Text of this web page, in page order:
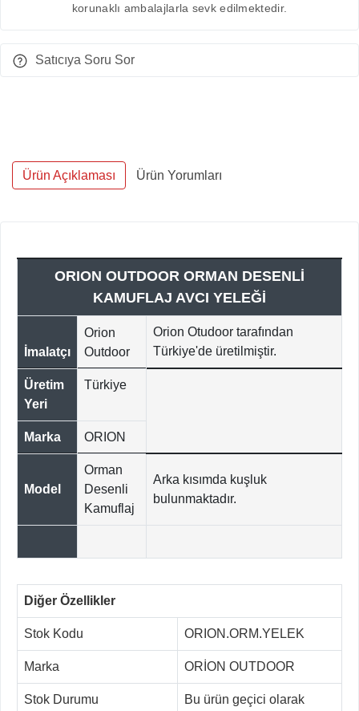
korunaklı ambalajlarla sevk edilmektedir.
Satıcıya Soru Sor
Ürün Açıklaması Ürün Yorumları
ORION OUTDOOR ORMAN DESENLİ
KAMUFLAJ AVCI YELEĞİ
İmalatçı
Orion
Outdoor
Orion Otudoor tarafından
Türkiye'de üretilmiştir.
Üretim
Yeri
Türkiye
Marka ORION
Model
Orman
Desenli
Kamuflaj
Arka kısımda kuşluk
bulunmaktadır.
Diğer Özellikler
Stok Kodu ORION.ORM.YELEK
Marka ORİON OUTDOOR
Stok Durumu
Bu ürün geçici olarak